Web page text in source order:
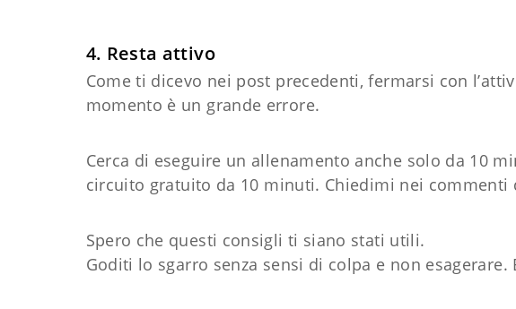
4. Resta attivo
Come ti dicevo nei post precedenti, fermarsi con
momento è un grande errore.
Cerca di eseguire un allenamento anche solo da 10
circuito gratuito da 10 minuti. Chiedimi nei commenti
Spero che questi consigli ti siano stati utili.
Goditi lo sgarro senza sensi di colpa e non esagerare.